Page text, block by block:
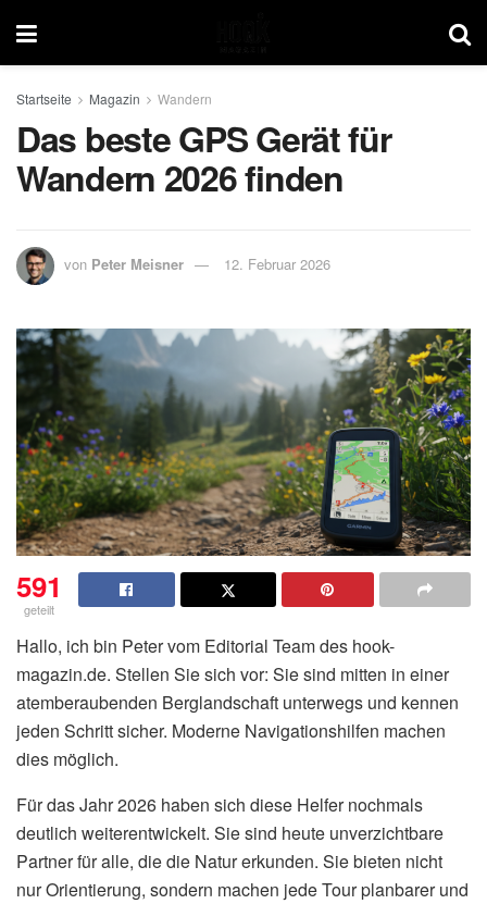
Startseite Magazin Wandern
Das beste GPS Gerät für
Wandern 2026 finden
von Peter Meisner 12. Februar 2026
591
geteilt
Hallo, ich bin Peter vom Editorial Team des hook-
magazin.de. Stellen Sie sich vor: Sie sind mitten in einer
atemberaubenden Berglandschaft unterwegs und kennen
jeden Schritt sicher. Moderne Navigationshilfen machen
dies möglich.
Für das Jahr 2026 haben sich diese Helfer nochmals
deutlich weiterentwickelt. Sie sind heute unverzichtbare
Partner für alle, die die Natur erkunden. Sie bieten nicht
nur Orientierung, sondern machen jede Tour planbarer und